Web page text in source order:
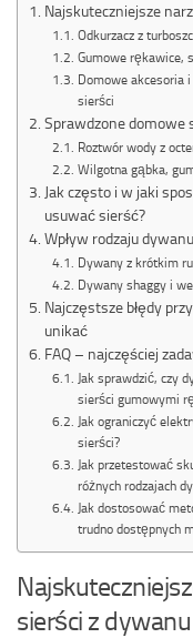
Najskuteczniejsze
Odkurzacz z
Gumowe rękawice,
Domowe akcesoria
sierści
Sprawdzone domowe
Roztwór wody z
Wilgotna gąbka,
Jak często i w jaki
usuwać sierść?
Wpływ rodzaju
Dywany z krótkim
Dywany shaggy i
Najczęstsze błędy
unikać
FAQ – najczęściej
Jak sprawdzić, czy
sierści gumowymi
Jak ograniczyć
sierści?
Jak przetestować
różnych rodzajach
Jak dostosować
trudno dostępnych
sierści z dywanu